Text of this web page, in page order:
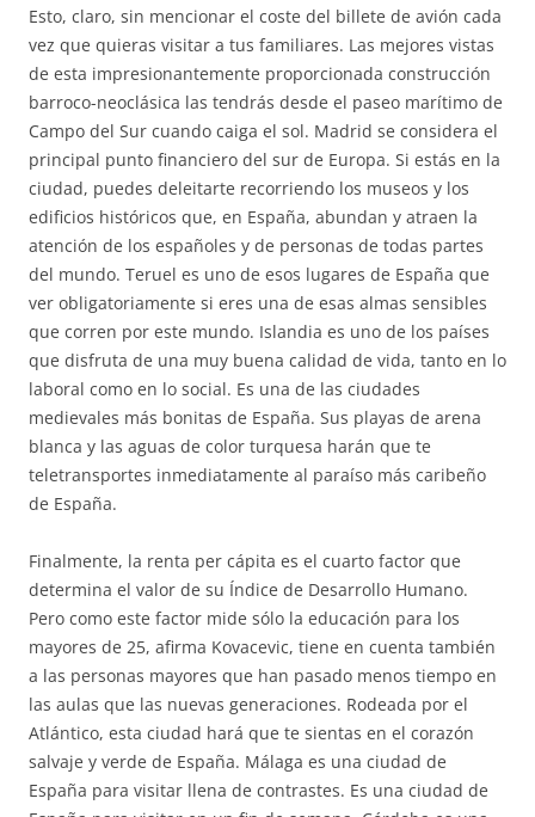
Esto, claro, sin mencionar el coste del billete de avión cada
vez que quieras visitar a tus familiares. Las mejores vistas
de esta impresionantemente proporcionada construcción
barroco-neoclásica las tendrás desde el paseo marítimo de
Campo del Sur cuando caiga el sol. Madrid se considera el
principal punto financiero del sur de Europa. Si estás en la
ciudad, puedes deleitarte recorriendo los museos y los
edificios históricos que, en España, abundan y atraen la
atención de los españoles y de personas de todas partes
del mundo. Teruel es uno de esos lugares de España que
ver obligatoriamente si eres una de esas almas sensibles
que corren por este mundo. Islandia es uno de los países
que disfruta de una muy buena calidad de vida, tanto en lo
laboral como en lo social. Es una de las ciudades
medievales más bonitas de España. Sus playas de arena
blanca y las aguas de color turquesa harán que te
teletransportes inmediatamente al paraíso más caribeño
de España.
Finalmente, la renta per cápita es el cuarto factor que
determina el valor de su Índice de Desarrollo Humano.
Pero como este factor mide sólo la educación para los
mayores de 25, afirma Kovacevic, tiene en cuenta también
a las personas mayores que han pasado menos tiempo en
las aulas que las nuevas generaciones. Rodeada por el
Atlántico, esta ciudad hará que te sientas en el corazón
salvaje y verde de España. Málaga es una ciudad de
España para visitar llena de contrastes. Es una ciudad de